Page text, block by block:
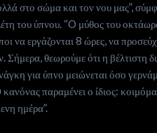
στο σώμα και τον νου μας”,
του ύπνου. “O μύθος του
να εργάζονται 8 ώρες, να
θεωρούμε ότι η βέλτιστη
για ύπνο μειώνεται όσο
παραμένει ο ίδιος:
ημέρα”.